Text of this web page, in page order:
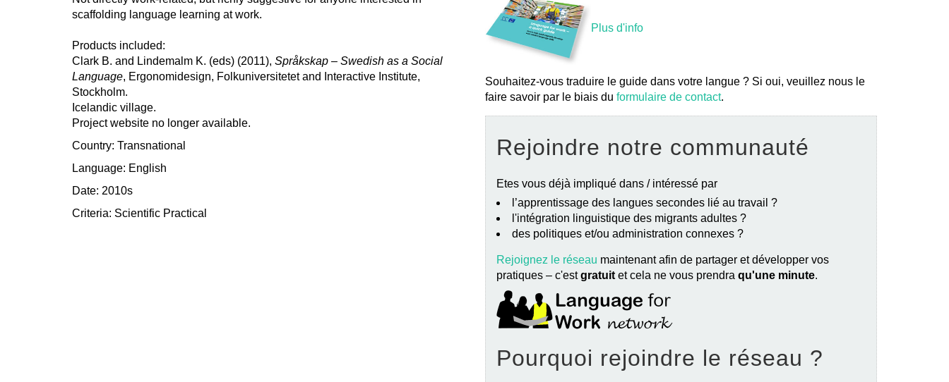
scaffolding language learning at work.
Products included:
Clark B. and Lindemalm K. (eds) (2011), Språkskap – Swedish as a Social
Language, Ergonomidesign, Folkuniversitetet and Interactive Institute,
Stockholm.
Icelandic village.
Project website no longer available.
Country: Transnational
Language: English
Date: 2010s
Criteria: Scientific Practical
Plus d'info
Souhaitez-vous traduire le guide dans votre langue ? Si oui, veuillez nous le
faire savoir par le biais du formulaire de contact.
Rejoindre notre communauté
Etes vous déjà impliqué dans / intéressé par
l’apprentissage des langues secondes lié au travail ?
l'intégration linguistique des migrants adultes ?
des politiques et/ou administration connexes ?
Rejoignez le réseau maintenant afin de partager et développer vos
pratiques – c'estgratuit et cela ne vous prendra qu'une minute.
Pourquoi rejoindre le réseau ?